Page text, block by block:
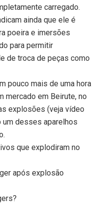
carregado.
ainda que ele é
poeira e imersões
para permitir
de troca de peças como
pouco mais de uma hora
mercado em Beirute, no
explosões (veja vídeo
um desses aparelhos
que explodiram no
após explosão